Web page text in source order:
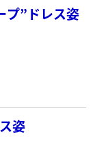
プ”ドレス姿
姿